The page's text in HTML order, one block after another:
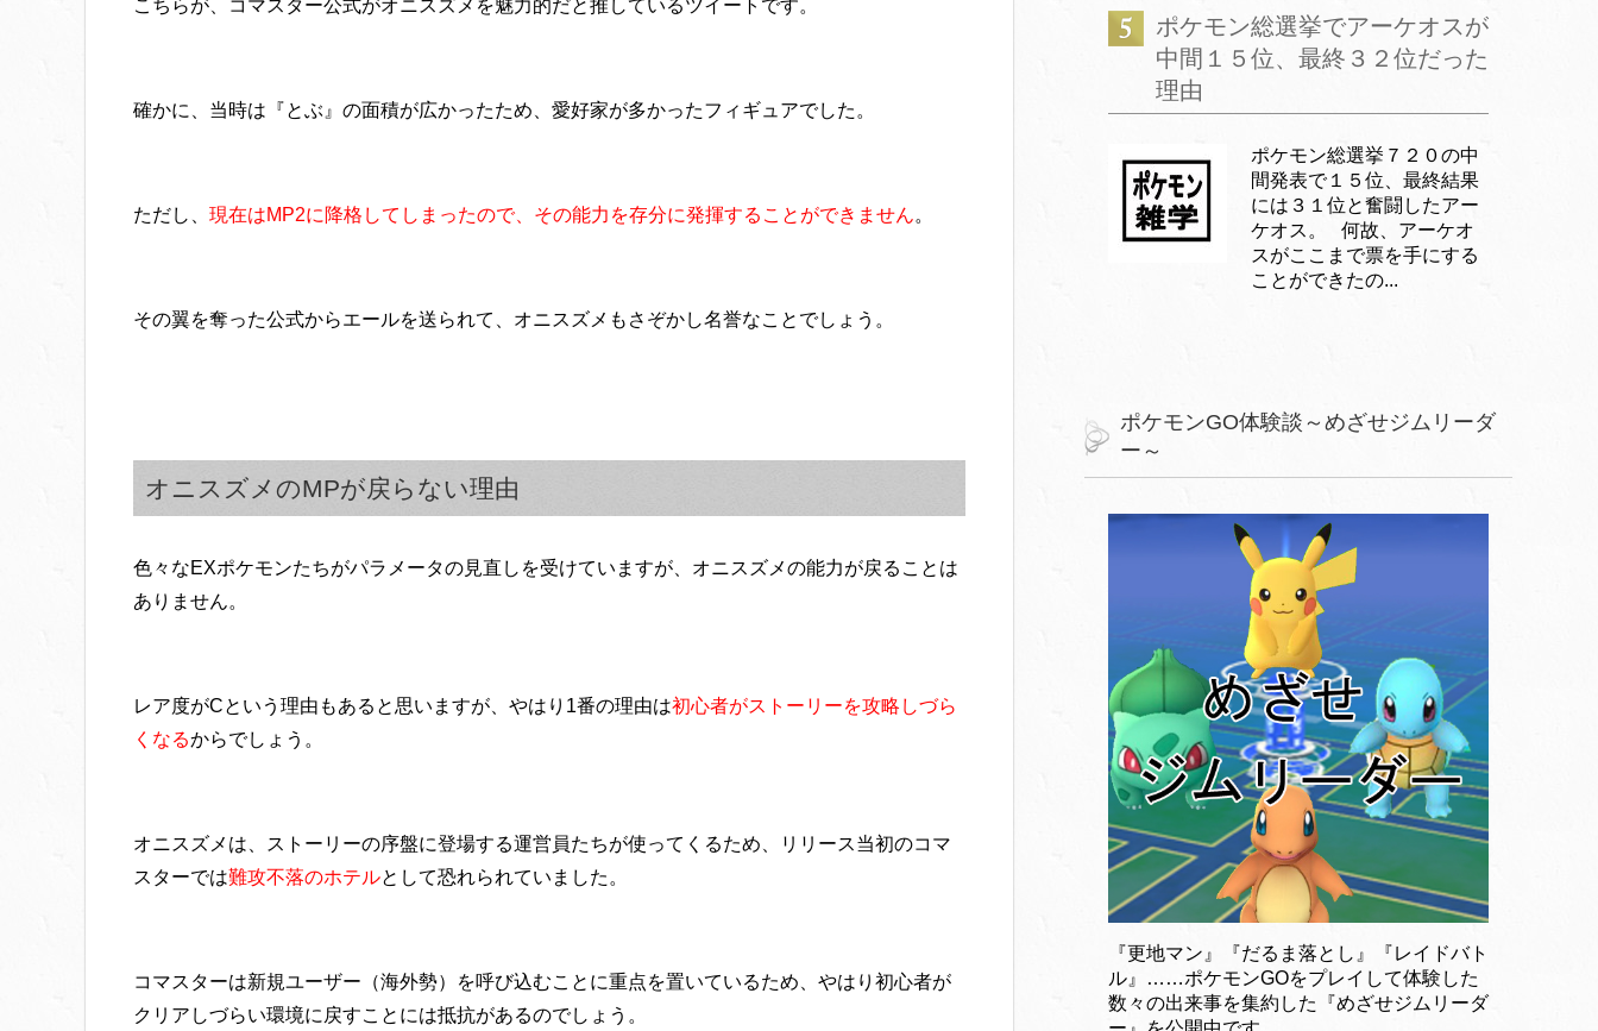
こちらが、コマスター公式がオニスズメを魅力的だと推しているツイートです。
確かに、当時は『とぶ』の面積が広かったため、愛好家が多かったフィギュアでした。
ただし、 現在はMP2に降格してしまったので、その能力を存分に発揮することができません。
その翼を奪った公式からエールを送られて、オニスズメもさぞかし名誉なことでしょう。
オニスズメのMPが戻らない理由
色々なEXポケモンたちがパラメータの見直しを受けていますが、オニスズメの能力が戻ることは
ありません。
レア度がCという理由もあると思いますが、やはり1番の理由は初心者がストーリーを攻略しづら
くなるからでしょう。
オニスズメは、ストーリーの序盤に登場する運営員たちが使ってくるため、リリース当初のコマ
スターでは難攻不落のホテルとして恐れられていました。
コマスターは新規ユーザー（海外勢）を呼び込むことに重点を置いているため、やはり初心者が
クリアしづらい環境に戻すことには抵抗があるのでしょう。
ポケモン総選挙でアーケオスが
中間１５位、最終３２位だった
理由
ポケモン総選挙７２０の中
間発表で１５位、最終結果
には３１位と奮闘したアー
ケオス。 何故、アーケオ
スがここまで票を手にする
ことができたの...
ポケモンGO体験談～めざせジムリーダ
ー～
『更地マン』『だるま落とし』『レイドバト
ル』……ポケモンGOをプレイして体験した
数々の出来事を集約した『めざせジムリーダ